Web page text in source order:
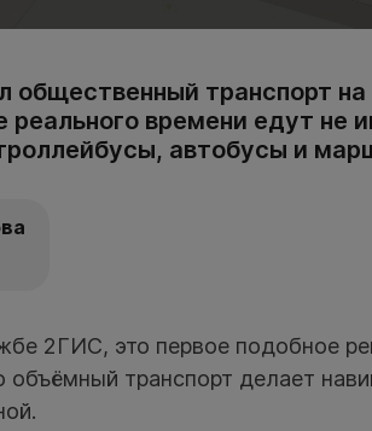
общественный транспорт
реального времени едут не
автобусы и
2ГИС, это первое подобное
объёмный транспорт делает